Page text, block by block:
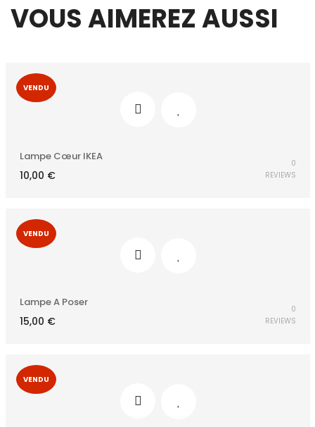
VOUS AIMEREZ AUSSI
VENDU
Lampe Cœur IKEA
10,00 €
0
REVIEWS
VENDU
Lampe A Poser
15,00 €
0
REVIEWS
VENDU